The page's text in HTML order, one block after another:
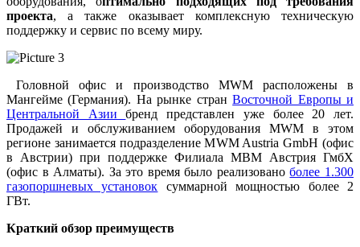
проекта, а также оказывает комплексную техническую
поддержку и сервис по всему миру.
Головной офис и производство MWM расположены в
Мангейме (Германия). На рынке странВосточной Европы и
Центральной Азиибренд представлен уже более 20 лет.
Продажей и обслуживанием оборудования MWM в этом
регионе занимается подразделение MWM Austria GmbH (офис
в Австрии) при поддержке Филиала МВМ Австрия ГмбХ
(офис в Алматы). За это время было реализованоболее 1.300
газопоршневых установок суммарной мощностью более 2
ГВт.
Краткий обзор преимуществ